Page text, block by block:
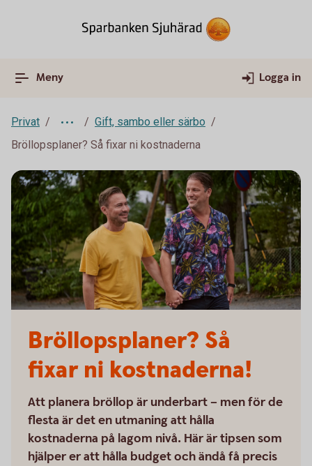
Meny Logga in
Privat
Gift, sambo eller särbo
Bröllopsplaner? Så fixar ni kostnaderna
Bröllopsplaner? Så
fixar ni kostnaderna!
Att planera bröllop är underbart – men för de
flesta är det en utmaning att hålla
kostnaderna på lagom nivå. Här är tipsen som
hjälper er att hålla budget och ändå få precis